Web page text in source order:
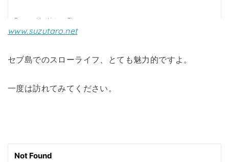
www.suzutaro.net
セブ島でのスローライフ、とても魅力的ですよ。
一度は訪れてみてください。